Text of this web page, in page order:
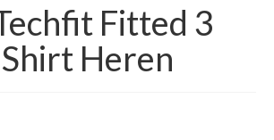
Fitted 3
Heren